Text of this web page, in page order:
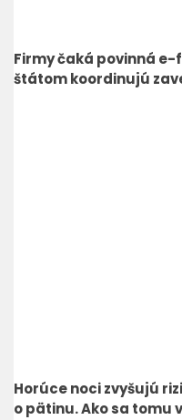
Firmy čaká povinná
štátom koordinujú
Horúce noci zvyšujú
o pätinu. Ako sa tomu